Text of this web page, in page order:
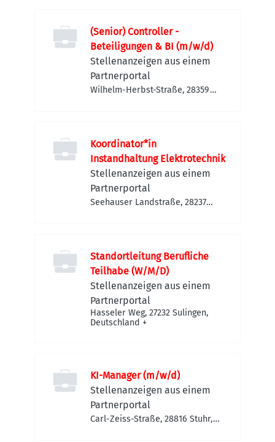
(Senior) Controller -
Beteiligungen & BI (m/w/d)
Stellenanzeigen aus einem
Partnerportal
Wilhelm-Herbst-Straße, 28359
Koordinator*in
Instandhaltung Elektrotechnik
Stellenanzeigen aus einem
Partnerportal
Seehauser Landstraße, 28237
Standortleitung Berufliche
Teilhabe (W/M/D)
Stellenanzeigen aus einem
Partnerportal
Hasseler Weg, 27232 Sulingen,
Deutschland +
KI-Manager (m/w/d)
Stellenanzeigen aus einem
Partnerportal
Carl-Zeiss-Straße, 28816 Stuhr,